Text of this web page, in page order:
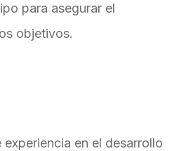
para asegurar el
objetivos.
experiencia en el desarrollo